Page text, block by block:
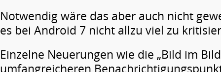
Notwendig wäre das aber auch nicht
es bei Android 7 nicht allzu viel zu
Einzelne Neuerungen wie die „Bild im
umfangreicheren